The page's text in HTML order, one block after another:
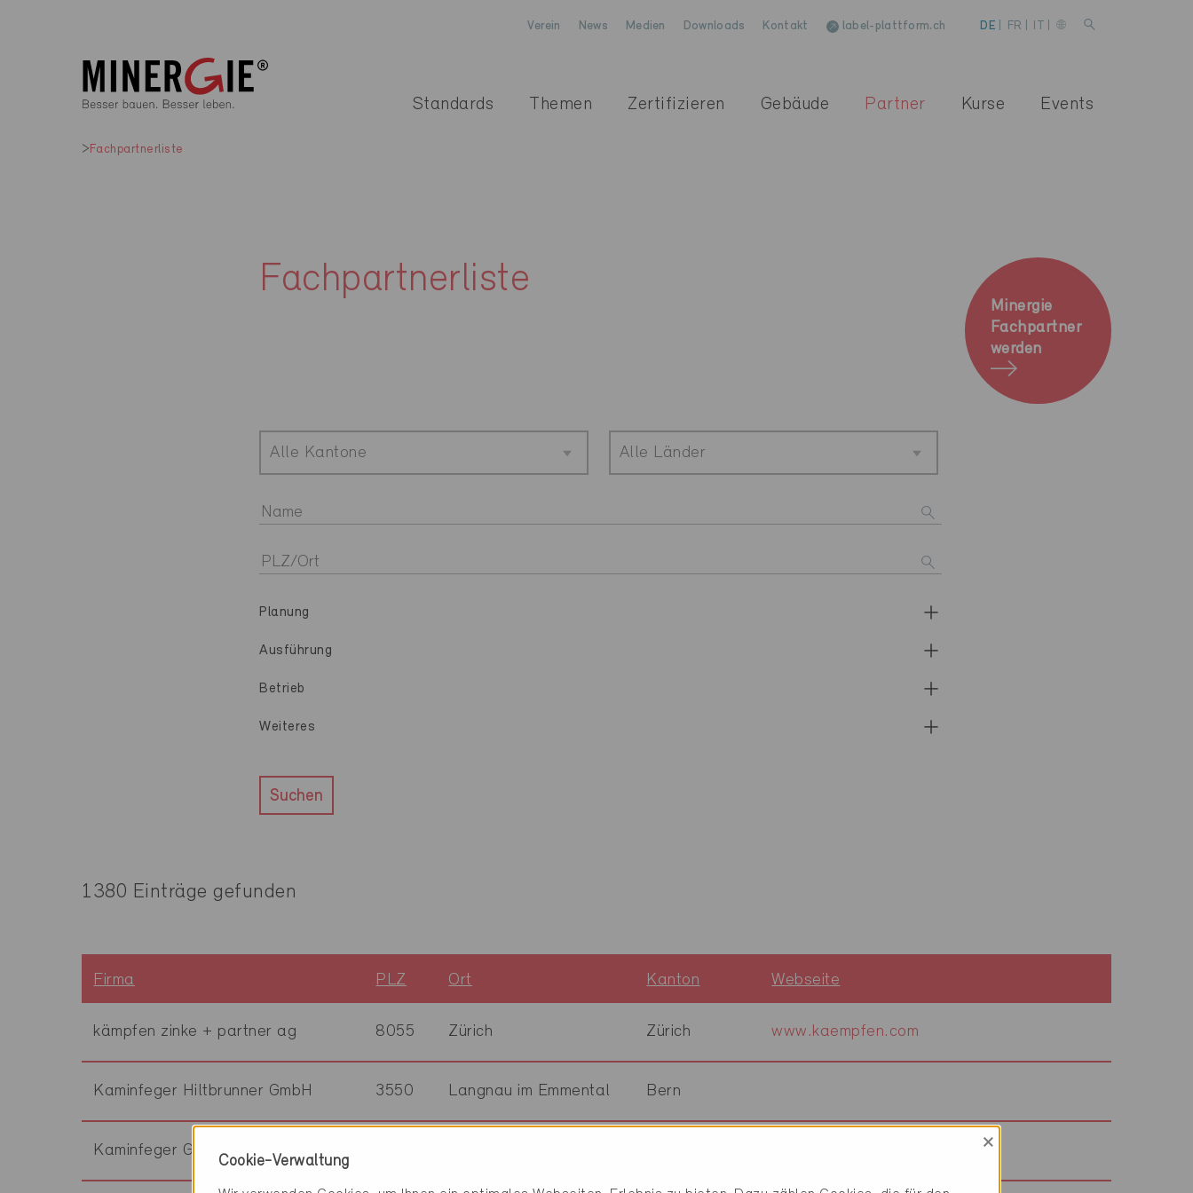
Verein News Medien Downloads Kontakt label-plattform.ch DE FR
Standards Themen Zertifizieren Gebäude Partner Kurse Events
Fachpartnerliste
Fachpartnerliste
Minergie
Fachpartner
werden
Alle Kantone Alle Länder
Planung
Ausführung
Betrieb
Weiteres
Suchen
1380 Einträge gefunden
Firma PLZ Ort Kanton Webseite
kämpfen zinke + partner ag 8055 Zürich Zürich www.kaempfen.com
Kaminfeger Hiltbrunner GmbH 3550 Langnau im Emmental Bern
Kaminfeger Grätzer www.kaminfeger-graetzer.ch
Cookie-Verwaltung
×